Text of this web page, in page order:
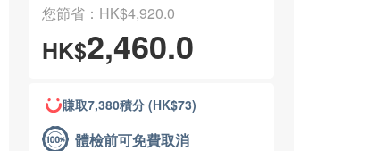
您節省：HK$4,920.0
HK$2,460.0
賺取7,380積分 (HK$73)
體檢前可免費取消